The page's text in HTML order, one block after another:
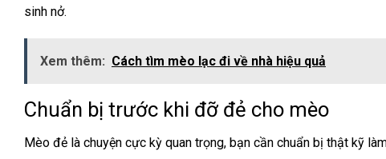
sinh nở.
Xem thêm: Cách tìm mèo lạc đi về nhà hiệu quả
Chuẩn bị trước khi đỡ đẻ cho mèo
Mèo đẻ là chuyện cực kỳ quan trọng, bạn cần chuẩn bị thật kỹ